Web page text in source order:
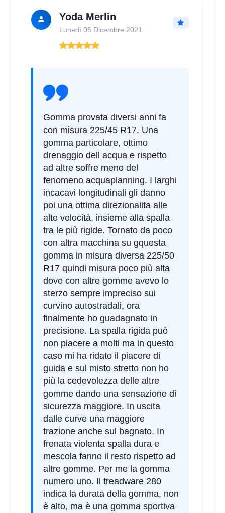
Yoda Merlin
Lunedì 06 Dicembre 2021
Gomma provata diversi anni fa
con misura 225/45 R17. Una
gomma particolare, ottimo
drenaggio dell acqua e rispetto
ad altre soffre meno del
fenomeno acquaplanning. I larghi
incacavi longitudinali gli danno
poi una ottima direzionalita alle
alte velocità, insieme alla spalla
tra le più rigide. Tornato da poco
con altra macchina su gquesta
gomma in misura diversa 225/50
R17 quindi misura poco più alta
dove con altre gomme avevo lo
sterzo sempre impreciso sui
curvino autostradali, ora
finalmente ho guadagnato in
precisione. La spalla rigida può
non piacere a molti ma in questo
caso mi ha ridato il piacere di
guida e sul misto stretto non ho
più la cedevolezza delle altre
gomme dando una sensazione di
sicurezza maggiore. In uscita
dalle curve una maggiore
trazione anche sul bagnato. In
frenata violenta spalla dura e
mescola fanno il resto rispetto ad
altre gomme. Per me la gomma
numero uno. Il treadware 280
indica la durata della gomma, non
è alto, ma è una gomma sportiva